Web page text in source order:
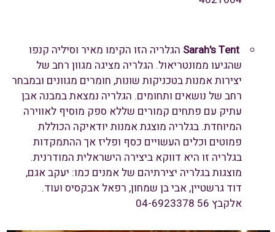
Sarah's Tent הגלריה הזו הקימו מאיר וסיליה קנפו
שהגיעו ממונטריאול. הגלריה מציגה מגוון רחב של
יצירות אמנות בטכניקות שונות, חומרים מגוונים ובמבחר
רחב של נושאים ותחומים. הגלריה נמצאת במבנה אבן
עתיק עם פתחים קמורים שללא ספק מוסיף לאווירה
המיוחדת. בגלריה מוצגת אמנות יודאיקה הכוללת
פמוטים וכלים העשויים כסף ופליז אך ההתמקדות
בגלריה זו היא דווקא ביצירה הישראלית המודרנית.
מוצגות בגלריה יצירתיהם של אמנים כמו: יעקב אגם,
דוד גרשטיין, אבי בן שמחון, רפאל אבקסיס ועוד.
אלקבץ 56 04-6923378